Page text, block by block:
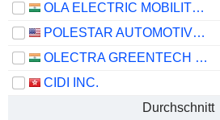
OLA ELECTRIC MOBILITY LIMITED
POLESTAR AUTOMOTIVE HOLDING UK PLC
OLECTRA GREENTECH LIMITED
CIDI INC.
Durchschnitt